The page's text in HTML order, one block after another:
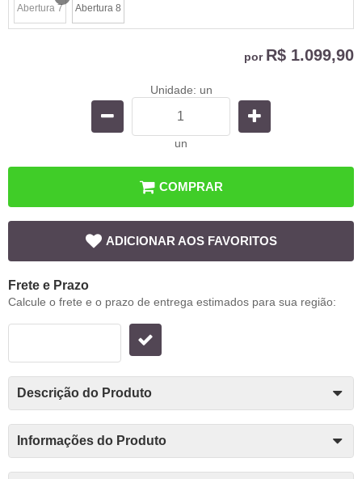
Abertura 7
x Abertura 8
por R$ 1.099,90
Unidade: un
un
COMPRAR
ADICIONAR AOS FAVORITOS
Frete e Prazo
Calcule o frete e o prazo de entrega estimados para sua região:
Descrição do Produto
Informações do Produto